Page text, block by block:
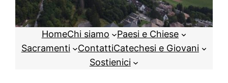
HomeChi siamo
Paesi e Chiese
Sacramenti
ContattiCatechesi e Giovani
Sostienici